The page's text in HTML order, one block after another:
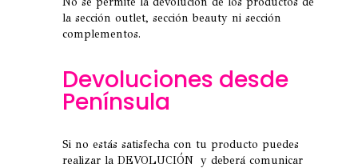
la sección outlet, sección beauty ni sección
complementos.
Devoluciones desde
Península
Si no estás satisfecha con tu producto puedes
realizar la DEVOLUCIÓN y deberá comunicar